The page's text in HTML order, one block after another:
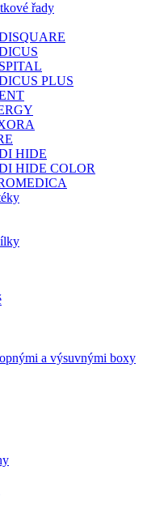
řady
PLUS
HIDE
HIDE COLOR
a výsuvnými boxy